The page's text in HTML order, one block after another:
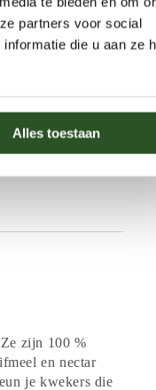
partners voor social
die u aan ze
Alles toestaan
uit.
van brandstof,
zijn 100 %
en nectar
je kwekers die